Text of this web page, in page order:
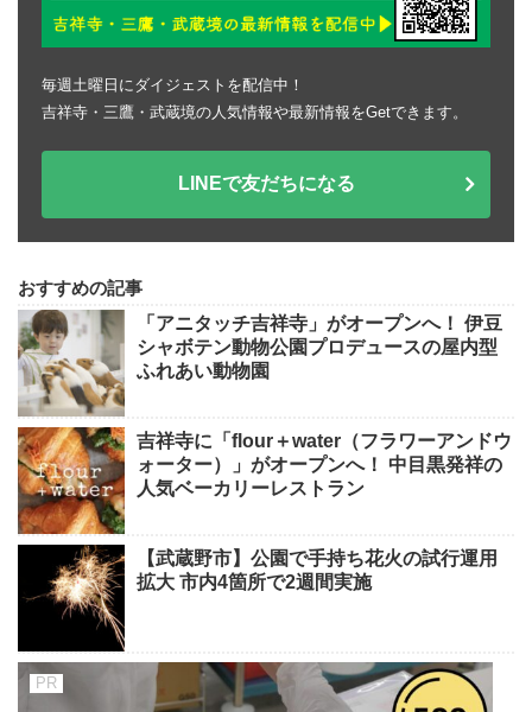
毎週土曜日にダイジェストを配信中！
吉祥寺・三鷹・武蔵境の人気情報や最新情報をGetできます。
LINEで友だちになる
おすすめの記事
「アニタッチ吉祥寺」がオープンへ！ 伊豆
シャボテン動物公園プロデュースの屋内型
ふれあい動物園
吉祥寺に「flour＋water（フラワーアンドウ
ォーター）」がオープンへ！ 中目黒発祥の
人気ベーカリーレストラン
【武蔵野市】公園で手持ち花火の試行運用
拡大 市内4箇所で2週間実施